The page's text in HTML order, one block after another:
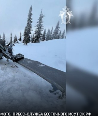
ФОТО: ПРЕСС-СЛУЖБА ВОСТОЧНОГО МСУТ СК РФ